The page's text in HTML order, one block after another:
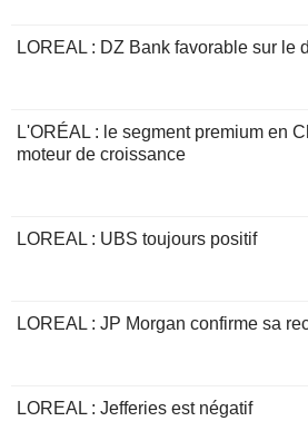
LOREAL : DZ Bank favorable sur le
L'ORÉAL : le segment premium en
moteur de croissance
LOREAL : UBS toujours positif
LOREAL : JP Morgan confirme sa
LOREAL : Jefferies est négatif